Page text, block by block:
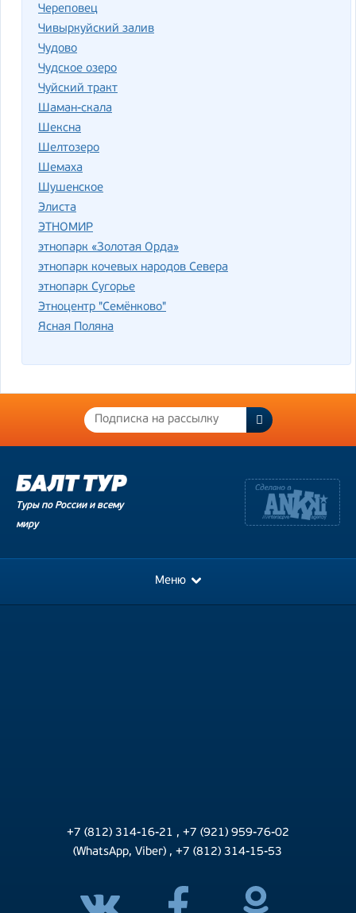
Череповец
Чивыркуйский залив
Чудово
Чудское озеро
Чуйский тракт
Шаман-скала
Шексна
Шелтозеро
Шемаха
Шушенское
Элиста
ЭТНОМИР
этнопарк «Золотая Орда»
этнопарк кочевых народов Севера
этнопарк Сугорье
Этноцентр "Семёнково"
Ясная Поляна
Туры по России и всему
миру
Меню
+7 (812) 314-16-21 , +7 (921) 959-76-02
(WhatsApp, Viber) ,+7 (812) 314-15-53